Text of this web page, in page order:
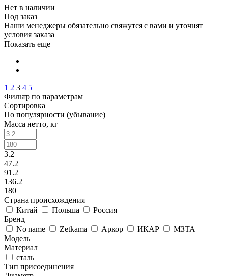
Нет в наличии
Под заказ
Наши менеджеры обязательно свяжутся с вами и уточнят
условия заказа
Показать еще
1 2 3 4 5
Фильтр по параметрам
Сортировка
По популярности (убывание)
Масса нетто, кг
3.2
47.2
91.2
136.2
180
Страна происхождения
Китай
Польша
Россия
Бренд
No name
Zetkama Аркор ИКАР
МЗТА
Модель
Материал
сталь
Тип присоединения